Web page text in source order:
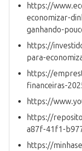
https://
economizar-
ganhando-
https://
para-
https://
financeiras-
https://
https://
a87f-41f1-
https://